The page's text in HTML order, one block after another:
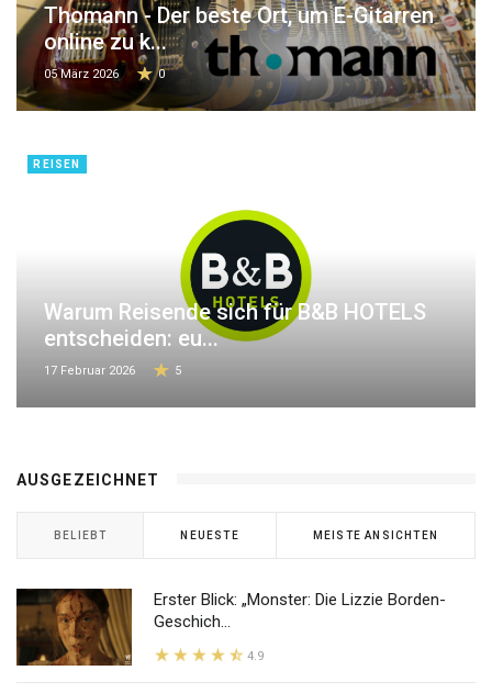
Thomann - Der beste Ort, um E-Gitarren
online zu k...
05 März 2026 0
REISEN
Warum Reisende sich für B&B HOTELS
entscheiden: eu...
17 Februar 2026 5
AUSGEZEICHNET
BELIEBT NEUESTE MEISTE ANSICHTEN
Erster Blick: „Monster: Die Lizzie Borden-
Geschich...
4.9